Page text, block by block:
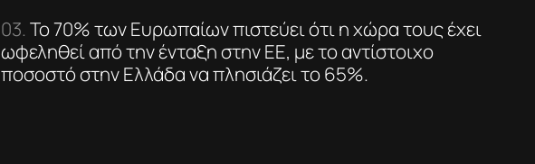
Το 70% των Ευρωπαίων πιστεύει ότι η χώρα τους έχει
ωφεληθεί από την ένταξη στην ΕΕ, με το αντίστοιχο
ποσοστό στην Ελλάδα να πλησιάζει το 65%.